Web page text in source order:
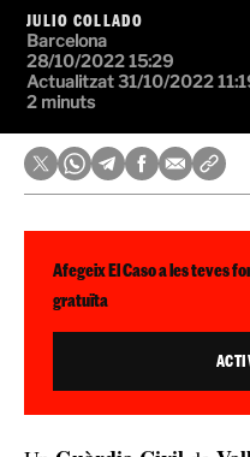
JULIO COLLADO
Barcelona
28/10/2022 15:29
Actualitzat 31/10/2022
2 minuts
Afegeix El Caso a les teves
gratuïta